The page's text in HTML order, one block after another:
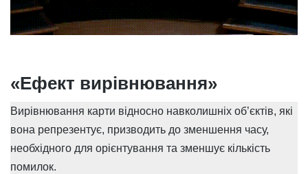
«Ефект вирівнювання»
Вирівнювання карти відносно навколишніх об’єктів, які
вона репрезентує, призводить до зменшення часу,
необхідного для орієнтування та зменшує кількість
помилок.